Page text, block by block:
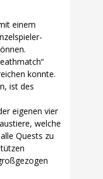
einem
konnte.
ist des
eigenen vier
welche
Quests zu